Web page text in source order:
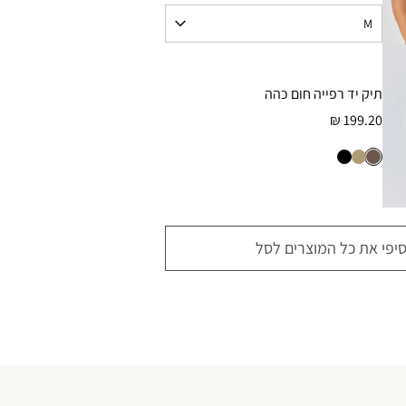
תיק יד רפייה חום כהה
199.20 ₪
את כל המוצרים לסל